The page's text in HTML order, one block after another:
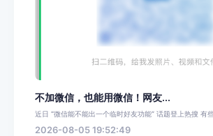
不加微信，也能用微信！网友...
近日 “微信能不能出一个临时好友功能” 话题登上热搜 有
2026-08-05 19:52:49